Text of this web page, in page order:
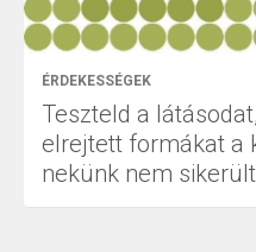
ÉRDEKESSÉGEK
Teszteld a
elrejtett formákat a
nekünk nem